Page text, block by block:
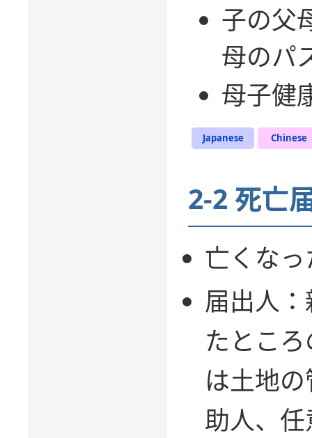
子の父
母のパ
母子健
Japanese Chinese
2-2 死亡
亡くな
届出人
たとこ
は土地
助人、